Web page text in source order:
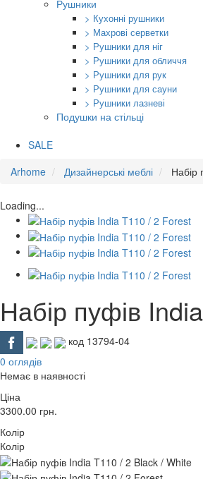
Рушники
> Кухонні рушники
> Махрові серветки
> Рушники для ніг
> Рушники для обличчя
> Рушники для рук
> Рушники для сауни
> Рушники лазневі
Подушки на стільці
SALE
Arhome
Дизайнерські меблі Набір
Loading...
Набір пуфів
код 13794-04
0 оглядів
Немає в наявності
Ціна
3300.00 грн.
Колір
Колір